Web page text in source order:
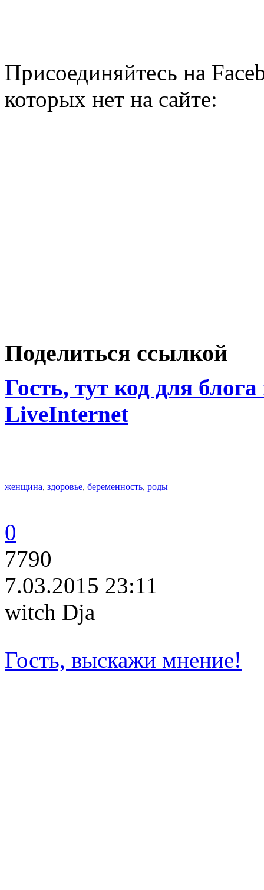
Присоединяйтесь на
которых нет на сайте:
Поделиться ссылкой
Гость, тут код для
LiveInternet
женщина, здоровье, беременность, роды
0
7790
7.03.2015 23:11
witch Dja
Гость, выскажи мнение!